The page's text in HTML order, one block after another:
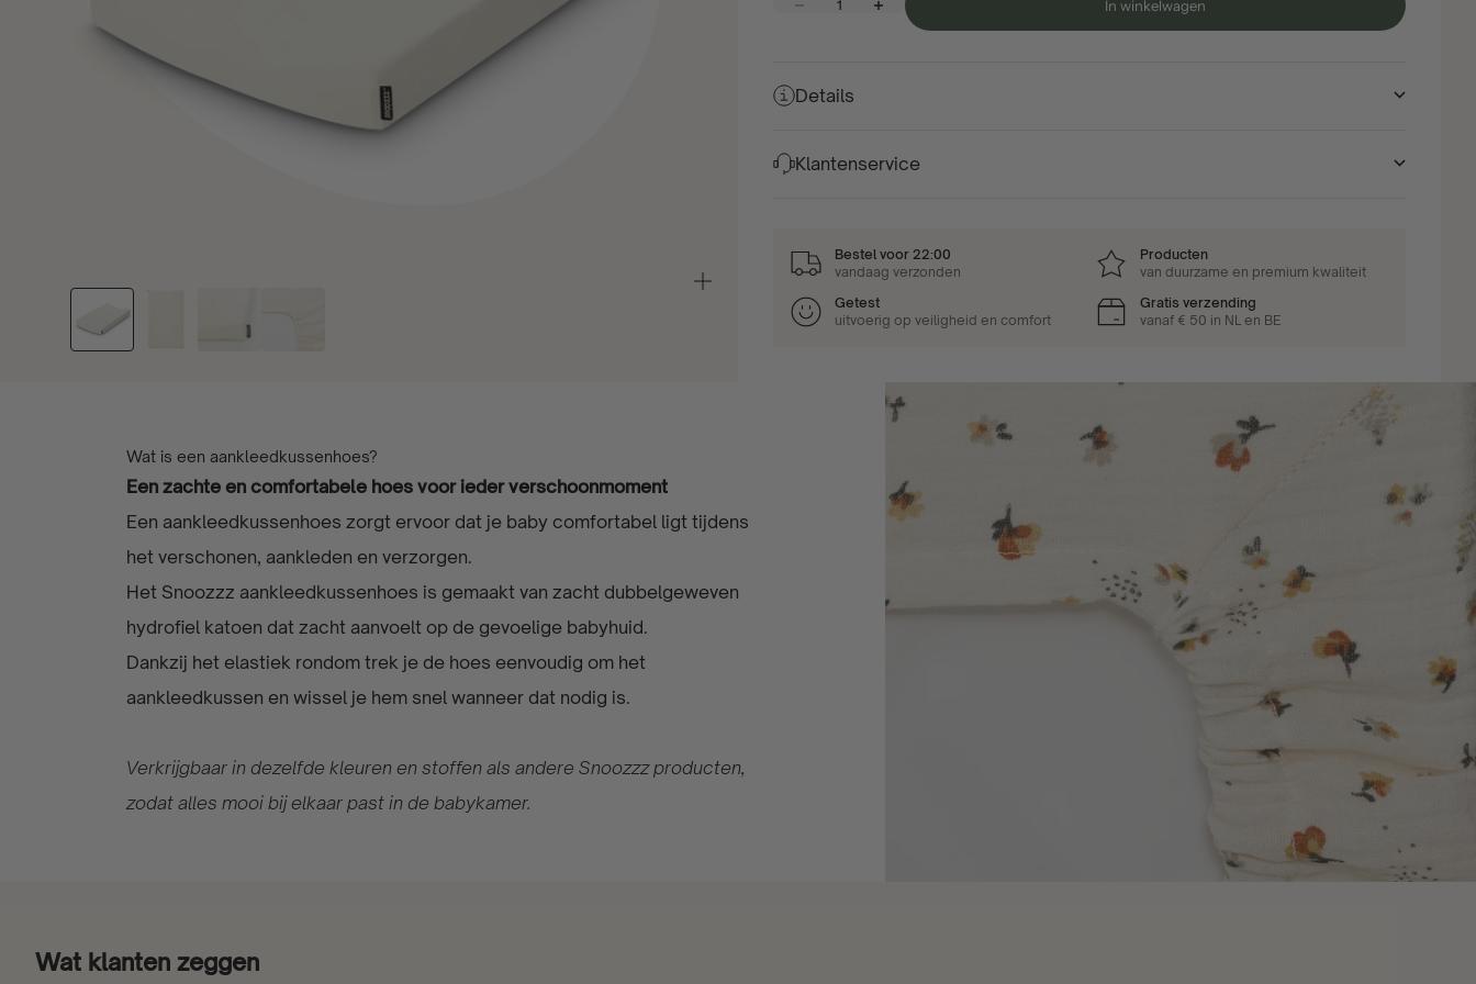
In-/uitzoomen
Aantal verlagenAantal verhogen In winkelwagen
Details
Klantenservice
Bestel voor 22:00
vandaag verzonden
Producten
van duurzame en premium kwaliteit
Getest
uitvoerig op veiligheid en comfort
Gratis verzending
vanaf € 50 in NL en BE
Wat is een aankleedkussenhoes?
Een zachte en comfortabele hoes voor ieder verschoonmoment
Een aankleedkussenhoes zorgt ervoor dat je baby comfortabel ligt tijdens
het verschonen, aankleden en verzorgen.
Het Snoozzz aankleedkussenhoes is gemaakt van zacht dubbelgeweven
hydrofiel katoen dat zacht aanvoelt op de gevoelige babyhuid.
Dankzij het elastiek rondom trek je de hoes eenvoudig om het
aankleedkussen en wissel je hem snel wanneer dat nodig is.
Verkrijgbaar in dezelfde kleuren en stoffen als andere Snoozzz producten,
zodat alles mooi bij elkaar past in de babykamer.
Wat klanten zeggen